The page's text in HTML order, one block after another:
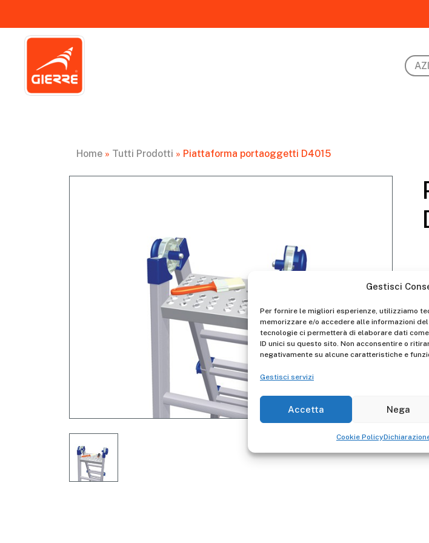
Gestisci
Per fornire le migliori esperienze, utilizziamo
memorizzare e/o accedere alle informazioni
tecnologie ci permetterà di elaborare dati
ID unici su questo sito. Non acconsentire o
negativamente su alcune caratteristiche e
Gestisci servizi
Accetta Nega
Cookie Policy
Home » Tutti Prodotti » Piattaforma portaoggetti D4015